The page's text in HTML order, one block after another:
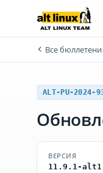
Все бюллетени
ALT-PU-2024-
ВЕРСИЯ
11.9.1-alt1